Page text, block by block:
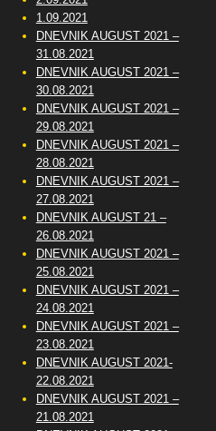
1.09.2021
DNEVNIK AUGUST 2021 –
31.08.2021
DNEVNIK AUGUST 2021 –
30.08.2021
DNEVNIK AUGUST 2021 –
29.08.2021
DNEVNIK AUGUST 2021 –
28.08.2021
DNEVNIK AUGUST 2021 –
27.08.2021
DNEVNIK AUGUST 21 –
26.08.2021
DNEVNIK AUGUST 2021 –
25.08.2021
DNEVNIK AUGUST 2021 –
24.08.2021
DNEVNIK AUGUST 2021 –
23.08.2021
DNEVNIK AUGUST 2021-
22.08.2021
DNEVNIK AUGUST 2021 –
21.08.2021